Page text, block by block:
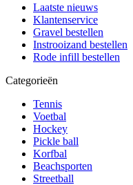
Laatste nieuws
Klantenservice
Gravel bestellen
Instrooizand bestellen
Rode infill bestellen
Categorieën
Tennis
Voetbal
Hockey
Pickle ball
Korfbal
Beachsporten
Streetball